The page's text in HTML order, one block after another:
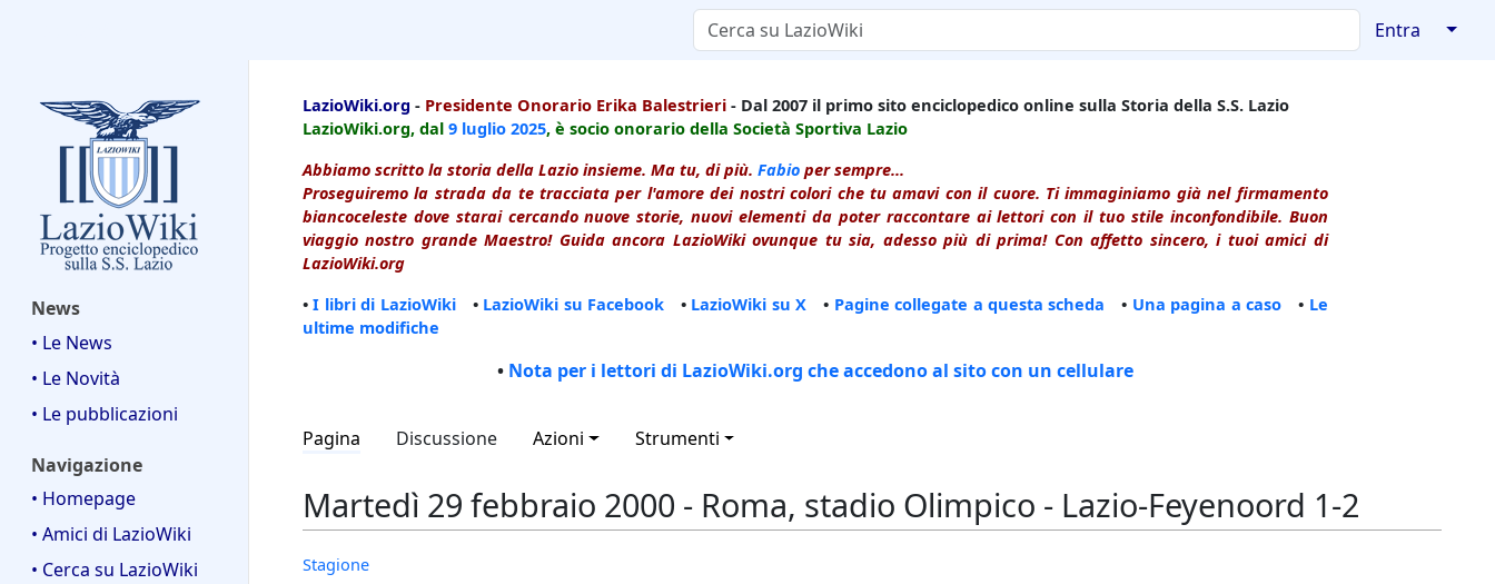
Entra ↓
News
• Le News
• Le Novità
• Le pubblicazioni
Navigazione
• Homepage
• Amici di LazioWiki
• Cerca su LazioWiki
LazioWiki.org - Presidente Onorario Erika Balestrieri - Dal 2007 il primo sito enciclopedico online sulla Storia della S.S. Lazio
LazioWiki.org, dal 9 luglio 2025, è socio onorario della Società Sportiva Lazio
Abbiamo scritto la storia della Lazio insieme. Ma tu, di più. Fabio per sempre...
Proseguiremo la strada da te tracciata per l'amore dei nostri colori che tu amavi con il cuore. Ti immaginiamo già nel firmamento
biancoceleste dove starai cercando nuove storie, nuovi elementi da poter raccontare ai lettori con il tuo stile inconfondibile. Buon
viaggio nostro grande Maestro! Guida ancora LazioWiki ovunque tu sia, adesso più di prima! Con affetto sincero, i tuoi amici di
LazioWiki.org
•I libri di LazioWiki• LazioWiki su Facebook • LazioWiki su X • Pagine collegate a questa scheda • Una pagina a caso • Le
ultime modifiche
• Nota per i lettori di LazioWiki.org che accedono al sito con un cellulare
Pagina Discussione Azioni Strumenti
Martedì 29 febbraio 2000 - Roma, stadio Olimpico - Lazio-Feyenoord 1-2
Stagione